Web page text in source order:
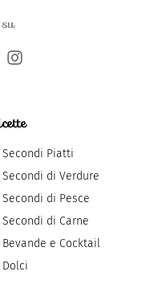
Secondi Piatti
Secondi di Verdure
Secondi di Pesce
Secondi di Carne
Bevande e Cocktail
Dolci